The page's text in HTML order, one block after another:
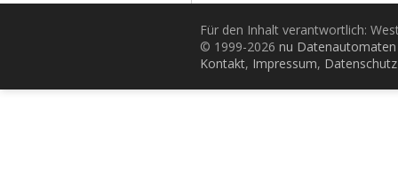
Für den Inhalt verantwortlich:
© 1999-2026 nu
Kontakt, Impressum, Datenschutz